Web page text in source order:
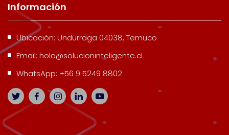
Información
Ubicación: Undurraga 04038, Temuco
Email: hola@solucioninteligente.cl
WhatsApp: +56 9 5249 8802